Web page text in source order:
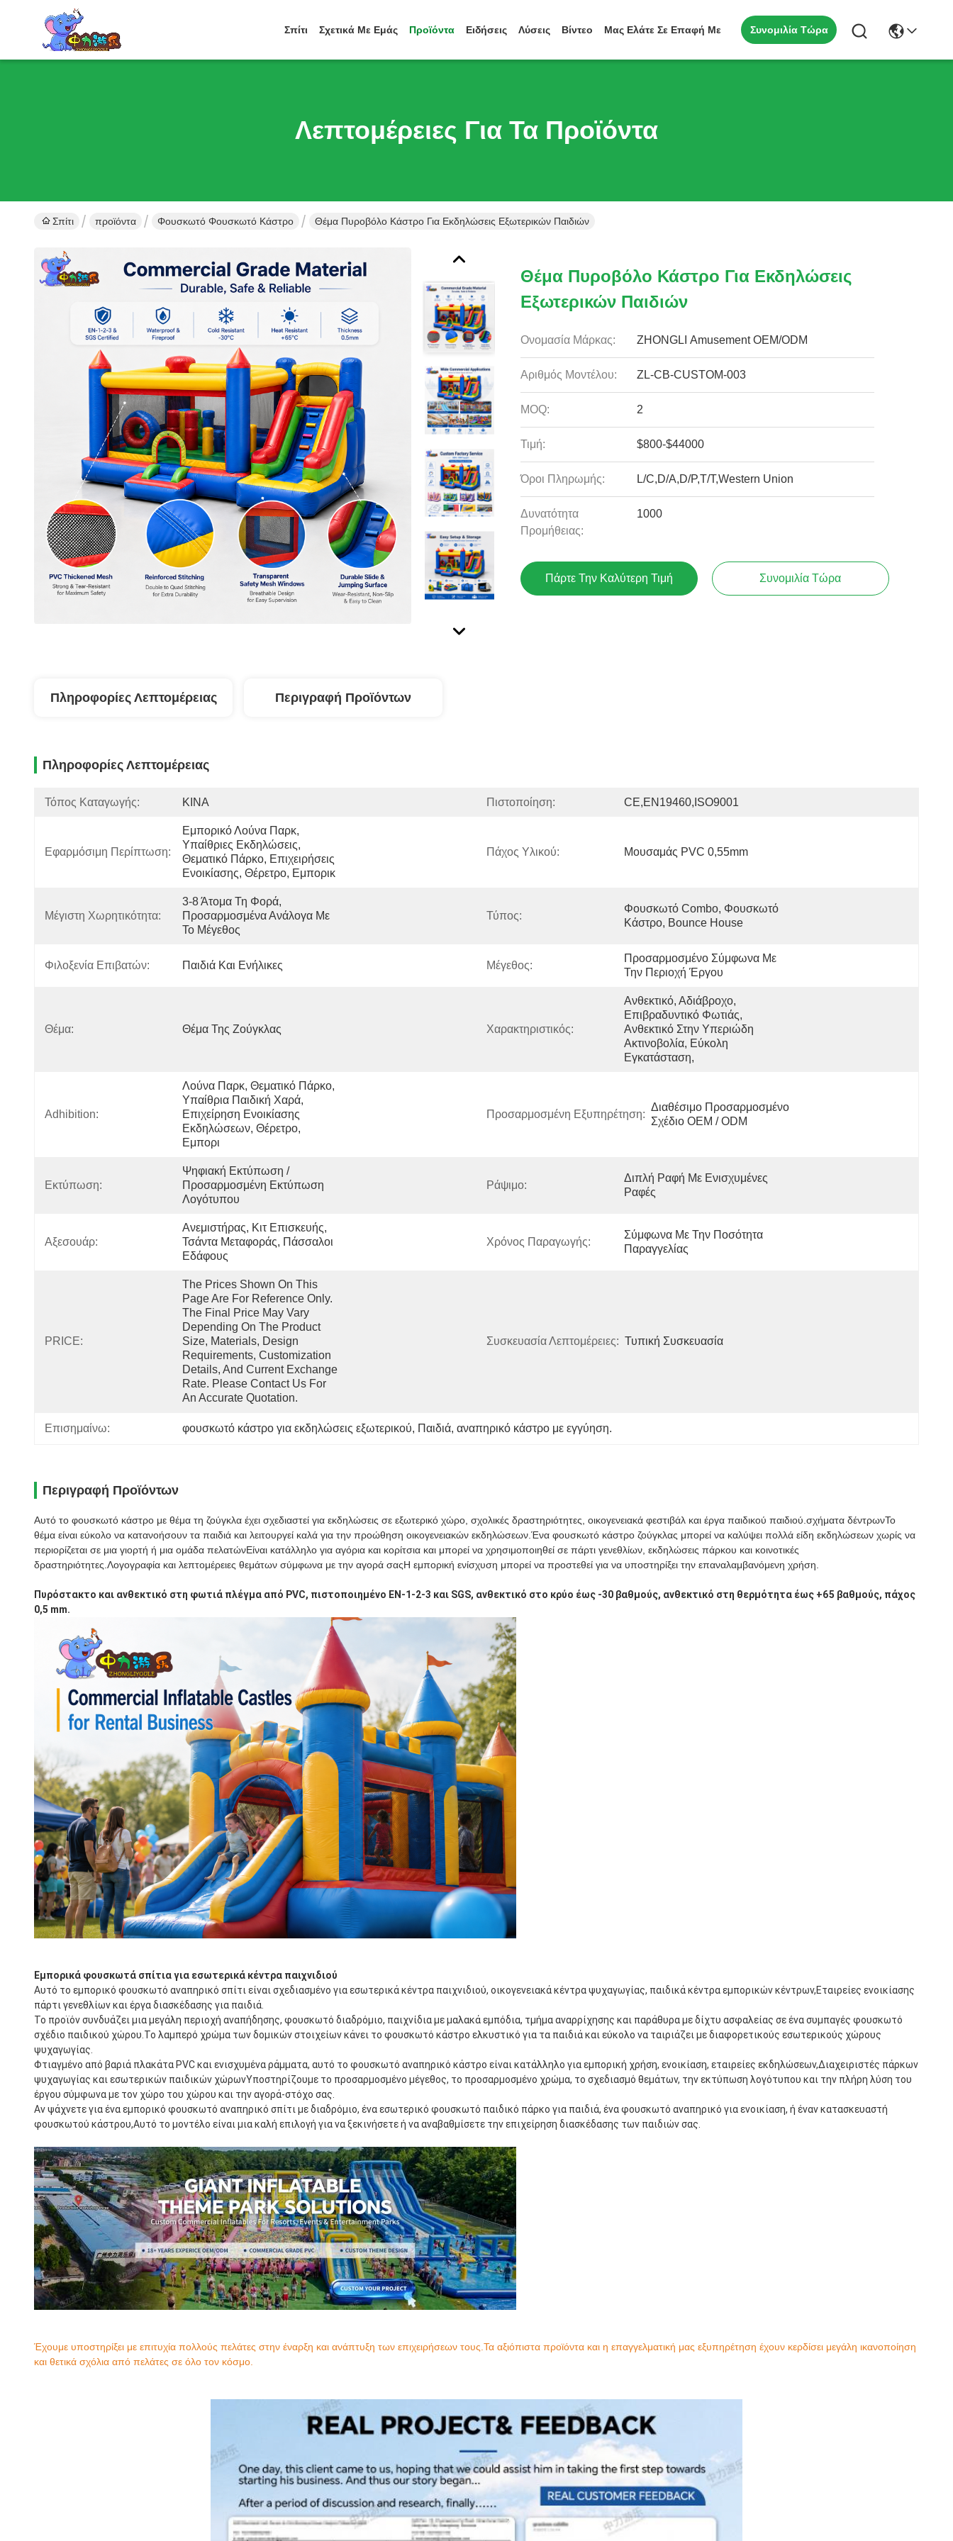
Σπίτι Σχετικά Με Εμάς Προϊόντα Ειδήσεις Λύσεις Βίντεο Μας Ελάτε Σε Επαφή Με Συνομιλία Τώρα
Λεπτομέρειες Για Τα Προϊόντα
Σπίτι προϊόντα Φουσκωτό Φουσκωτό Κάστρο Θέμα Πυροβόλο Κάστρο Για Εκδηλώσεις Εξωτερικών Παιδιών
Θέμα Πυροβόλο Κάστρο Για Εκδηλώσεις
Εξωτερικών Παιδιών
Ονομασία Μάρκας: ZHONGLI Amusement OEM/ODM
Αριθμός Μοντέλου: ZL-CB-CUSTOM-003
MOQ: 2
Τιμή: $800-$44000
Όροι Πληρωμής: L/C,D/A,D/P,T/T,Western Union
Δυνατότητα
Προμήθειας:
1000
Πάρτε Την Καλύτερη Τιμή Συνομιλία Τώρα
Πληροφορίες Λεπτομέρειας Περιγραφή Προϊόντων
Πληροφορίες Λεπτομέρειας
Τόπος Καταγωγής: ΚΙΝΑ Πιστοποίηση: CE,EN19460,ISO9001
Εφαρμόσιμη Περίπτωση:
Εμπορικό Λούνα Παρκ,
Υπαίθριες Εκδηλώσεις,
Θεματικό Πάρκο, Επιχειρήσεις
Ενοικίασης, Θέρετρο, Εμπορικ
Πάχος Υλικού: Μουσαμάς PVC 0,55mm
Μέγιστη Χωρητικότητα:
3-8 Άτομα Τη Φορά,
Προσαρμοσμένα Ανάλογα Με
Το Μέγεθος
Τύπος:
Φουσκωτό Combo, Φουσκωτό
Κάστρο, Bounce House
Φιλοξενία Επιβατών: Παιδιά Και Ενήλικες Μέγεθος:
Προσαρμοσμένο Σύμφωνα Με
Την Περιοχή Έργου
Θέμα: Θέμα Της Ζούγκλας Χαρακτηριστικός:
Ανθεκτικό, Αδιάβροχο,
Επιβραδυντικό Φωτιάς,
Ανθεκτικό Στην Υπεριώδη
Ακτινοβολία, Εύκολη
Εγκατάσταση,
Adhibition:
Λούνα Παρκ, Θεματικό Πάρκο,
Υπαίθρια Παιδική Χαρά,
Επιχείρηση Ενοικίασης
Εκδηλώσεων, Θέρετρο,
Εμπορι
Προσαρμοσμένη Εξυπηρέτηση:
Διαθέσιμο Προσαρμοσμένο
Σχέδιο OEM / ODM
Εκτύπωση:
Ψηφιακή Εκτύπωση /
Προσαρμοσμένη Εκτύπωση
Λογότυπου
Ράψιμο:
Διπλή Ραφή Με Ενισχυμένες
Ραφές
Αξεσουάρ:
Ανεμιστήρας, Κιτ Επισκευής,
Τσάντα Μεταφοράς, Πάσσαλοι
Εδάφους
Χρόνος Παραγωγής:
Σύμφωνα Με Την Ποσότητα
Παραγγελίας
PRICE:
The Prices Shown On This
Page Are For Reference Only.
The Final Price May Vary
Depending On The Product
Size, Materials, Design
Requirements, Customization
Details, And Current Exchange
Rate. Please Contact Us For
An Accurate Quotation.
Συσκευασία Λεπτομέρειες: Τυπική Συσκευασία
Επισημαίνω: φουσκωτό κάστρο για εκδηλώσεις εξωτερικού, Παιδιά, αναπηρικό κάστρο με εγγύηση.
Περιγραφή Προϊόντων
Αυτό το φουσκωτό κάστρο με θέμα τη ζούγκλα έχει σχεδιαστεί για εκδηλώσεις σε εξωτερικό χώρο, σχολικές δραστηριότητες, οικογενειακά φεστιβάλ και έργα παιδικού παιδιού.σχήματα δέντρωνΤο
θέμα είναι εύκολο να κατανοήσουν τα παιδιά και λειτουργεί καλά για την προώθηση οικογενειακών εκδηλώσεων.Ένα φουσκωτό κάστρο ζούγκλας μπορεί να καλύψει πολλά είδη εκδηλώσεων χωρίς να
περιορίζεται σε μια γιορτή ή μια ομάδα πελατώνΕίναι κατάλληλο για αγόρια και κορίτσια και μπορεί να χρησιμοποιηθεί σε πάρτι γενεθλίων, εκδηλώσεις πάρκου και κοινοτικές
δραστηριότητες.Λογογραφία και λεπτομέρειες θεμάτων σύμφωνα με την αγορά σαςΗ εμπορική ενίσχυση μπορεί να προστεθεί για να υποστηρίξει την επαναλαμβανόμενη χρήση.
Πυρόστακτο και ανθεκτικό στη φωτιά πλέγμα από PVC, πιστοποιημένο EN-1-2-3 και SGS, ανθεκτικό στο κρύο έως -30 βαθμούς, ανθεκτικό στη θερμότητα έως +65 βαθμούς, πάχος
0,5 mm.
Εμπορικά φουσκωτά σπίτια για εσωτερικά κέντρα παιχνιδιού
Αυτό το εμπορικό φουσκωτό αναπηρικό σπίτι είναι σχεδιασμένο για εσωτερικά κέντρα παιχνιδιού, οικογενειακά κέντρα ψυχαγωγίας, παιδικά κέντρα εμπορικών κέντρων,Εταιρείες ενοικίασης
πάρτι γενεθλίων και έργα διασκέδασης για παιδιά.
Το προϊόν συνδυάζει μια μεγάλη περιοχή αναπήδησης, φουσκωτό διαδρόμιο, παιχνίδια με μαλακά εμπόδια, τμήμα αναρρίχησης και παράθυρα με δίχτυ ασφαλείας σε ένα συμπαγές φουσκωτό
σχέδιο παιδικού χώρου.Το λαμπερό χρώμα των δομικών στοιχείων κάνει το φουσκωτό κάστρο ελκυστικό για τα παιδιά και εύκολο να ταιριάζει με διαφορετικούς εσωτερικούς χώρους
ψυχαγωγίας.
Φτιαγμένο από βαριά πλακάτα PVC και ενισχυμένα ράμματα, αυτό το φουσκωτό αναπηρικό κάστρο είναι κατάλληλο για εμπορική χρήση, ενοικίαση, εταιρείες εκδηλώσεων,Διαχειριστές πάρκων
ψυχαγωγίας και εσωτερικών παιδικών χώρωνΥποστηρίζουμε το προσαρμοσμένο μέγεθος, το προσαρμοσμένο χρώμα, το σχεδιασμό θεμάτων, την εκτύπωση λογότυπου και την πλήρη λύση του
έργου σύμφωνα με τον χώρο του χώρου και την αγορά-στόχο σας.
Αν ψάχνετε για ένα εμπορικό φουσκωτό αναπηρικό σπίτι με διαδρόμιο, ένα εσωτερικό φουσκωτό παιδικό πάρκο για παιδιά, ένα φουσκωτό αναπηρικό για ενοικίαση, ή έναν κατασκευαστή
φουσκωτού κάστρου,Αυτό το μοντέλο είναι μια καλή επιλογή για να ξεκινήσετε ή να αναβαθμίσετε την επιχείρηση διασκέδασης των παιδιών σας.
Έχουμε υποστηρίξει με επιτυχία πολλούς πελάτες στην έναρξη και ανάπτυξη των επιχειρήσεων τους.Τα αξιόπιστα προϊόντα και η επαγγελματική μας εξυπηρέτηση έχουν κερδίσει μεγάλη ικανοποίηση
και θετικά σχόλια από πελάτες σε όλο τον κόσμο.